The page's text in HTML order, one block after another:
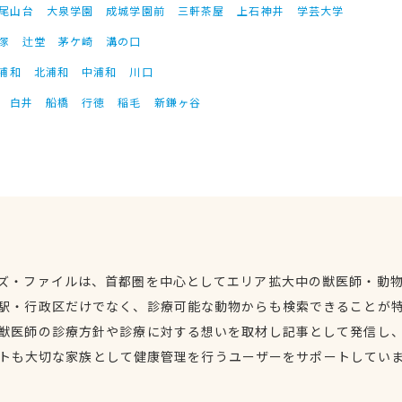
山台 大泉学園 成城学園前 三軒茶屋 上石神井
学芸大学
辻堂 茅ケ崎
溝の口
和
北浦和 中浦和
川口
白井
船橋 行徳 稲毛 新鎌ヶ谷
・ファイルは、首都圏を中心としてエリア拡大中の獣医師・動
・行政区だけでなく、診療可能な動物からも検索できることが
医師の診療方針や診療に対する想いを取材し記事として発信し
も大切な家族として健康管理を行うユーザーをサポートしてい